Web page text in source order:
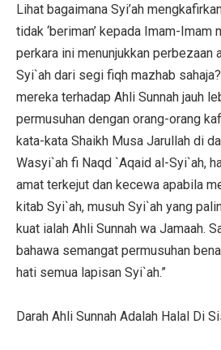
Lihat bagaimana Syi’ah
tidak ‘beriman’ kepada Imam-Imam
perkara ini menunjukkan perbezaan
Syi`ah dari segi fiqh mazhab
mereka terhadap Ahli Sunnah jauh
permusuhan dengan orang-orang
kata-kata Shaikh Musa Jarullah di
Wasyi`ah fi Naqd `Aqaid al-Syi`ah,
amat terkejut dan kecewa apabila
kitab Syi`ah, musuh Syi`ah yang
kuat ialah Ahli Sunnah wa Jamaah.
bahawa semangat permusuhan
hati semua lapisan Syi`ah.”
Darah Ahli Sunnah Adalah Halal Di